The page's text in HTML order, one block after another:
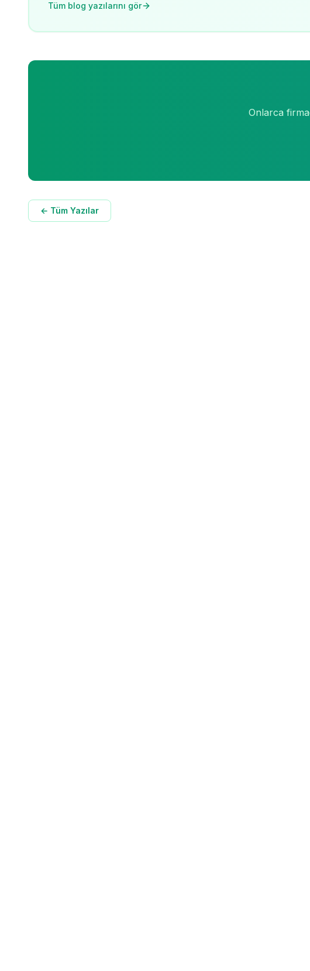
Tüm blog yazılarını gör
Onlarca
← Tüm Yazılar